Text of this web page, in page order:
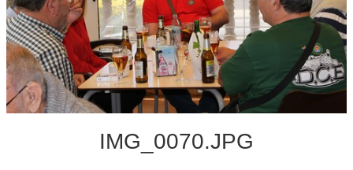
Noticias de interés
Contacto
IMG_0070.JPG